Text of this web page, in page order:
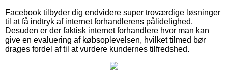
Facebook tilbyder dig endvidere super troværdige løsninger
til at få indtryk af internet forhandlerens pålidelighed.
Desuden er der faktisk internet forhandlere hvor man kan
give en evaluering af købsoplevelsen, hvilket tilmed bør
drages fordel af til at vurdere kundernes tilfredshed.